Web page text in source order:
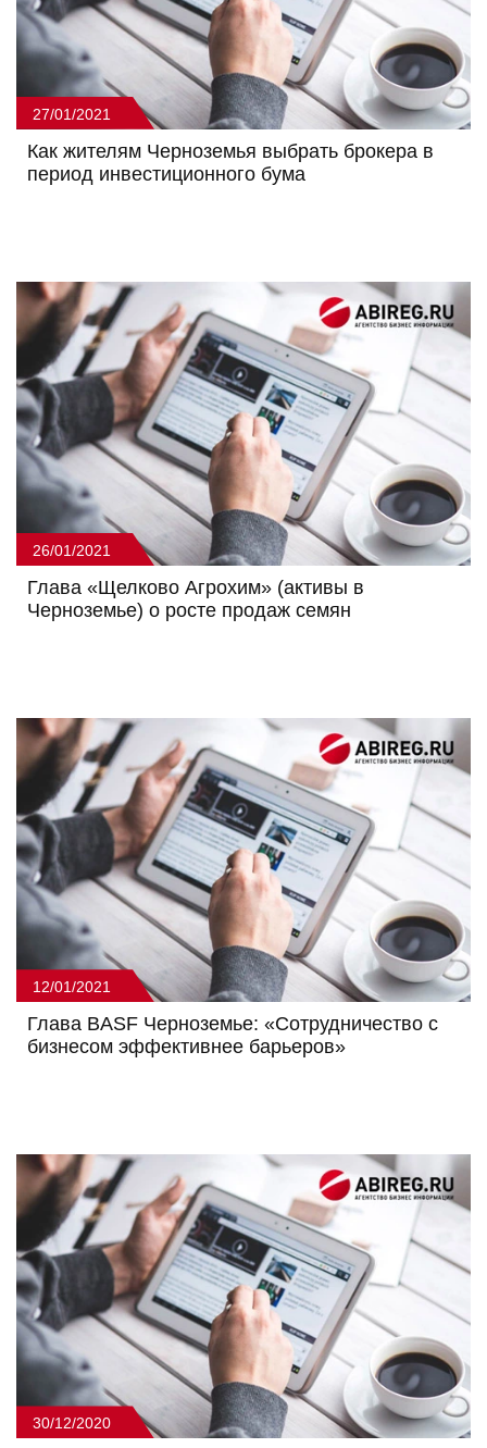
27/01/2021
Как жителям Черноземья выбрать брокера в
период инвестиционного бума
26/01/2021
Глава «Щелково Агрохим» (активы в
Черноземье) о росте продаж семян
12/01/2021
Глава BASF Черноземье: «Сотрудничество с
бизнесом эффективнее барьеров»
30/12/2020